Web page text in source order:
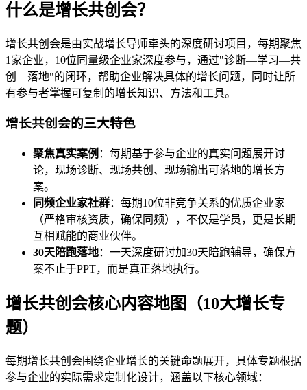
什么是增长共创会？
增长共创会是由实战增长导师牵头的深度研讨项目，每期聚焦
1家企业，10位同量级企业家深度参与，通过"诊断—学习—共
创—落地"的闭环，帮助企业解决具体的增长问题，同时让所
有参与者掌握可复制的增长知识、方法和工具。
增长共创会的三大特色
聚焦真实案例 ：每期基于参与企业的真实问题展开讨
论，现场诊断、现场共创、现场输出可落地的增长方
案。
同频企业家社群：每期10位非竞争关系的优质企业家
（严格审核资质，确保同频），不仅是学员，更是长期
互相赋能的商业伙伴。
30天陪跑落地：一天深度研讨加30天陪跑辅导，确保方
案不止于PPT，而是真正落地执行。
增长共创会核心内容地图（10大增长专
题）
每期增长共创会围绕企业增长的关键命题展开，具体专题根据
参与企业的实际需求定制化设计，涵盖以下核心领域：